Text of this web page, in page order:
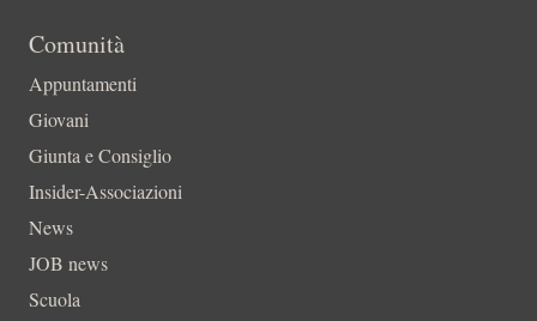
Comunità
Appuntamenti
Giovani
Giunta e Consiglio
Insider-Associazioni
News
JOB news
Scuola